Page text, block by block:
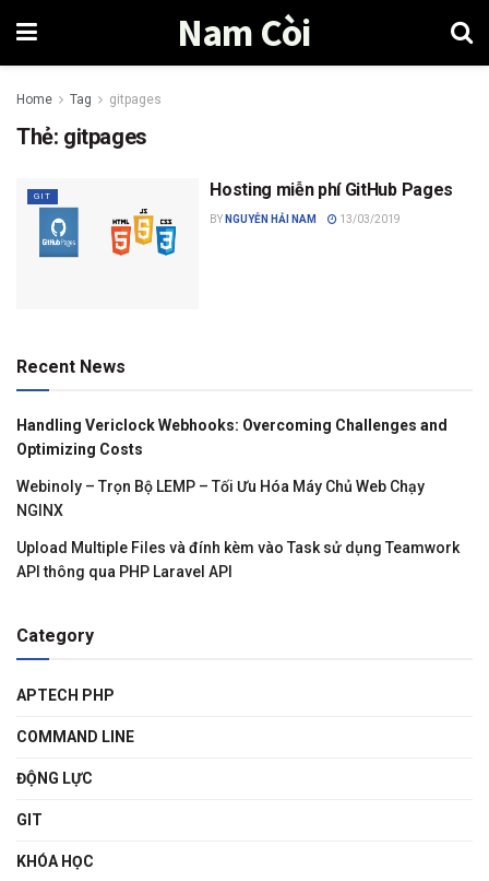
Nam Còi
Home Tag gitpages
Thẻ: gitpages
GIT Hosting miễn phí GitHub Pages
BY NGUYỄN HẢI NAM 13/03/2019
Recent News
Handling Vericlock Webhooks: Overcoming Challenges and
Optimizing Costs
Webinoly – Trọn Bộ LEMP – Tối Ưu Hóa Máy Chủ Web Chạy
NGINX
Upload Multiple Files và đính kèm vào Task sử dụng Teamwork
API thông qua PHP Laravel API
Category
APTECH PHP
COMMAND LINE
ĐỘNG LỰC
GIT
KHÓA HỌC